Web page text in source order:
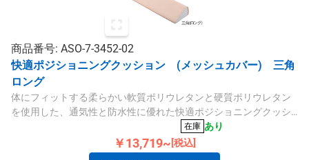
商品番号: ASO-7-3452-02
快適ポジショニングクッション (メッシュカバー) 三角
ロング
体にフィットする柔らかい軟質ポリウレタンと硬質ポリウレタン
を使用した、通気性と防水性に優れた快適ポジショニングクッシ
在庫 あり
￥13,719~ [税込]